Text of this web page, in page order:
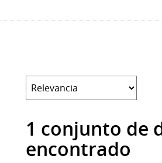
1 conjunto de
encontrado